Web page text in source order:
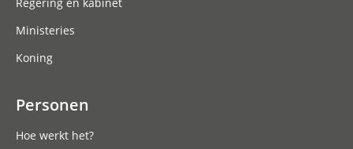
Ministeries
Koning
Personen
Hoe werkt het?